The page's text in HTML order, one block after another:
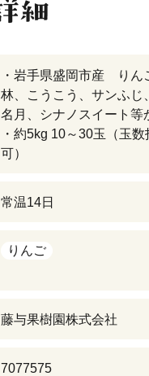
・岩手県盛岡市産 りん
林、こうこう、サンふじ
名月、シナノスイート等
・約5kg 10～30玉（玉
可）
常温14日
りんご
藤与果樹園株式会社
7077575